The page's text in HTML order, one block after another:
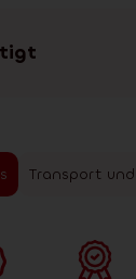
Transport